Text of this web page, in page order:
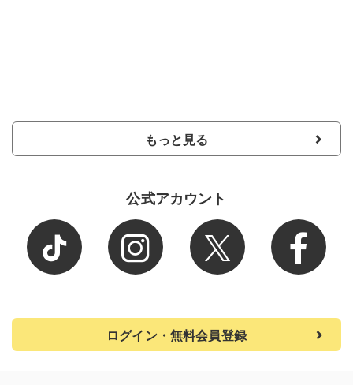
もっと見る
公式アカウント
ログイン・無料会員登録